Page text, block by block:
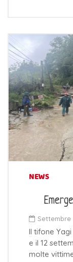
NEWS
Settembre
Il tifone
e il 12
molte